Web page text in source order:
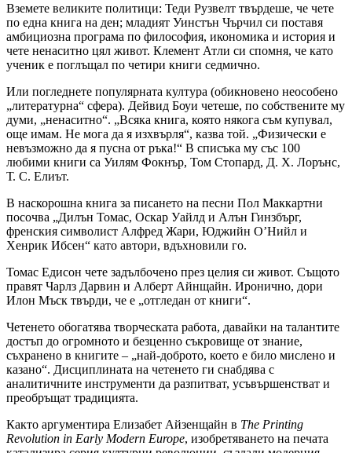
Вземете великите политици: Теди Рузвелт твърдеше, че чете
по една книга на ден; младият Уинстън Чърчил си поставя
амбициозна програма по философия, икономика и история и
чете ненаситно цял живот. Клемент Атли си спомня, че като
ученик е поглъщал по четири книги седмично.
Или погледнете популярната култура (обикновено неособено
„литературна“ сфера). Дейвид Боуи четеше, по собствените му
думи, „ненаситно“. „Всяка книга, която някога съм купувал,
още имам. Не мога да я изхвърля“, казва той. „Физически е
невъзможно да я пусна от ръка!“ В списъка му със 100
любими книги са Уилям Фокнър, Том Стопард, Д. Х. Лорънс,
Т. С. Елиът.
В наскорошна книга за писането на песни Пол Маккартни
посочва „Дилън Томас, Оскар Уайлд и Алън Гинзбърг,
френския символист Алфред Жари, Юджийн О’Нийл и
Хенрик Ибсен“ като автори, вдъхновили го.
Томас Едисон чете задълбочено през целия си живот. Същото
правят Чарлз Дарвин и Алберт Айнщайн. Иронично, дори
Илон Мъск твърди, че е „отгледан от книги“.
Четенето обогатява творческата работа, давайки на талантите
достъп до огромното и безценно съкровище от знание,
съхранено в книгите – „най-доброто, което е било мислено и
казано“. Дисциплината на четенето ги снабдява с
аналитичните инструменти да разпитват, усъвършенстват и
преобръщат традицията.
Както аргументира Елизабет Айзенщайн в The Printing
Revolution in Early Modern Europe, изобретяването на печата